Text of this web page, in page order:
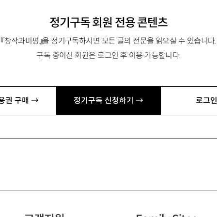
정기구독 회원 전용 콘텐츠
『창작과비평』을 정기구독하시면 모든 글의 전문을 읽으실 수 있습니다.
구독 중이신 회원은 로그인 후 이용 가능합니다.
권 구매 → 정기구독 신청하기 → 로그